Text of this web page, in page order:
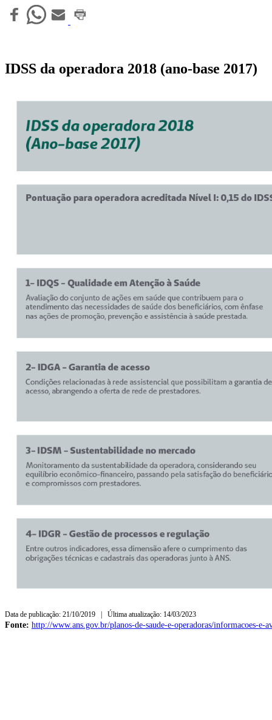
IDSS da operadora 2018 (ano-base 2017)
Data de publicação: 21/10/2019 | Última atualização: 14/03/2023
Fonte: http://www.ans.gov.br/planos-de-saude-e-operadoras/informacoes-e-